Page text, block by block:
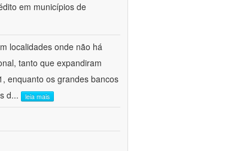
em municípios de
localidades onde não há
tanto que expandiram
enquanto os grandes bancos
d... leia mais